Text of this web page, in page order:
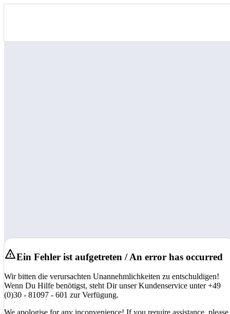
Ein Fehler ist aufgetreten / An error has occurred
Wir bitten die verursachten Unannehmlichkeiten zu entschuldigen!
Wenn Du Hilfe benötigst, steht Dir unser Kundenservice unter +49
(0)30 - 81097 - 601 zur Verfügung.